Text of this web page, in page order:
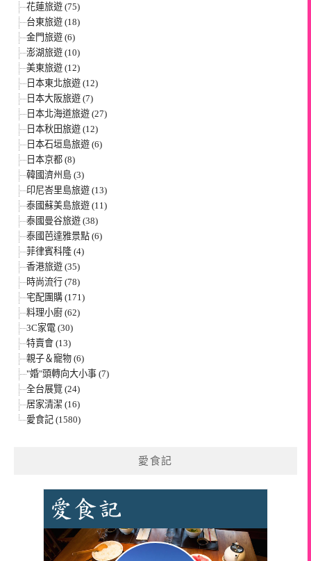
花蓮旅遊 (75)
台東旅遊 (18)
金門旅遊 (6)
澎湖旅遊 (10)
美東旅遊 (12)
日本東北旅遊 (12)
日本大阪旅遊 (7)
日本北海道旅遊 (27)
日本秋田旅遊 (12)
日本石垣島旅遊 (6)
日本京都 (8)
韓國濟州島 (3)
印尼峇里島旅遊 (13)
泰國蘇美島旅遊 (11)
泰國曼谷旅遊 (38)
泰國芭達雅景點 (6)
菲律賓科隆 (4)
香港旅遊 (35)
時尚流行 (78)
宅配團購 (171)
料理小廚 (62)
3C家電 (30)
特賣會 (13)
親子＆寵物 (6)
"婚"頭轉向大小事 (7)
全台展覽 (24)
居家清潔 (16)
愛食記 (1580)
愛食記